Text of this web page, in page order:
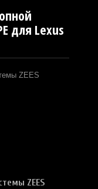
для Lexus
ZEES